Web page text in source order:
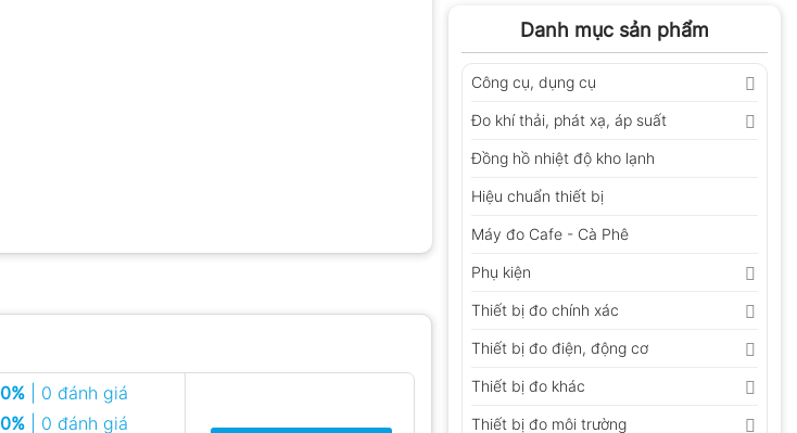
Danh mục sản phẩm
Công cụ, dụng cụ
Đo khí thải, phát xạ, áp suất
Đồng hồ nhiệt độ kho lạnh
Hiệu chuẩn thiết bị
Máy đo Cafe - Cà Phê
Phụ kiện
Thiết bị đo chính xác
Thiết bị đo điện, động cơ
Thiết bị đo khác
Thiết bị đo môi trường
0% | 0 đánh giá
0% | 0 đánh giá